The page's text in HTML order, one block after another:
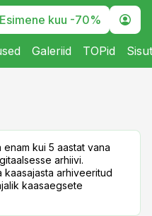
Esimene kuu -70%
Galeriid TOPid
kui 5 aastat vana
arhiivi.
kaasajasta arhiveeritud
kaasaegsete